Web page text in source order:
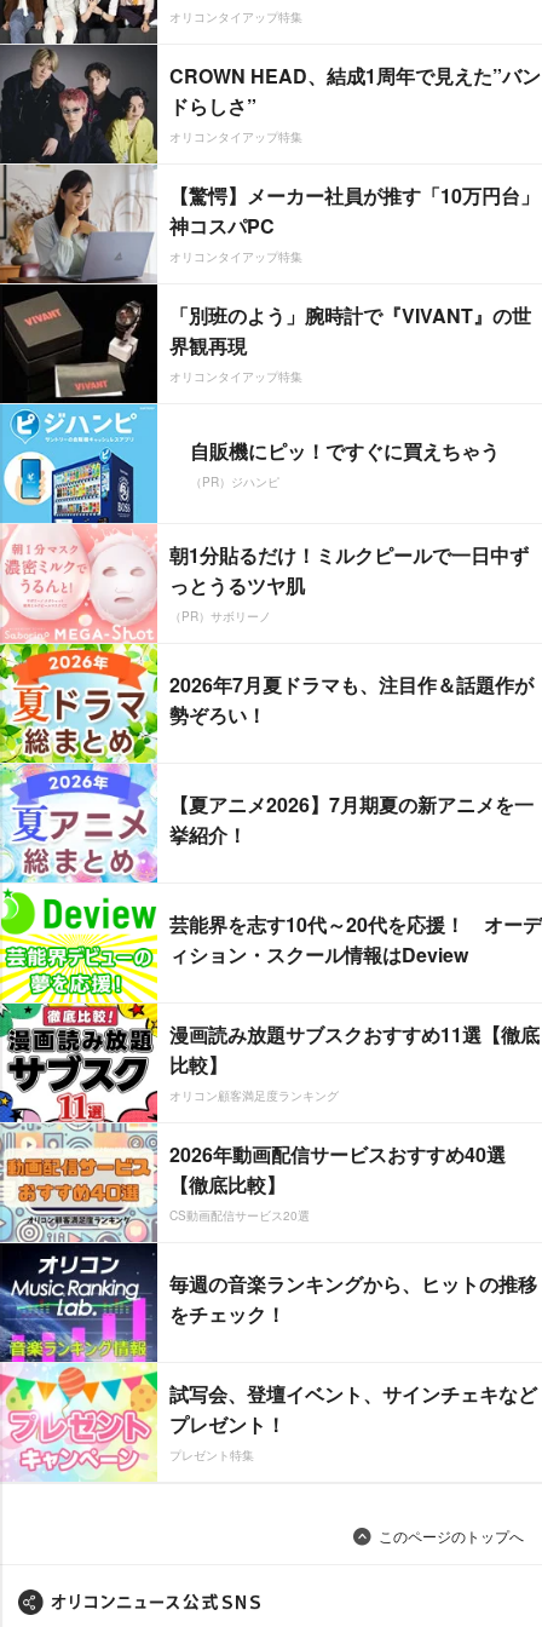
オリコンタイアップ特集
CROWN HEAD、結成1周年で見えた”バン
ドらしさ”
オリコンタイアップ特集
【驚愕】メーカー社員が推す「10万円台」
神コスパPC
オリコンタイアップ特集
「別班のよう」腕時計で『VIVANT』の世
界観再現
オリコンタイアップ特集
自販機にピッ！ですぐに買えちゃう
（PR）ジハンピ
朝1分貼るだけ！ミルクピールで一日中ず
っとうるツヤ肌
（PR）サボリーノ
2026年7月夏ドラマも、注目作＆話題作が
勢ぞろい！
【夏アニメ2026】7月期夏の新アニメを一
挙紹介！
芸能界を志す10代～20代を応援！ オーデ
ィション・スクール情報はDeview
漫画読み放題サブスクおすすめ11選【徹底
比較】
オリコン顧客満足度ランキング
2026年動画配信サービスおすすめ40選
【徹底比較】
CS動画配信サービス20選
毎週の音楽ランキングから、ヒットの推移
をチェック！
試写会、登壇イベント、サインチェキなど
プレゼント！
プレゼント特集
このページのトップへ